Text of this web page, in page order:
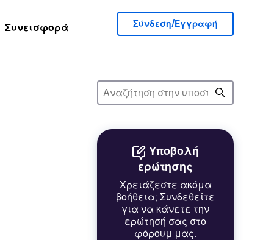
Συνεισφορά Σύνδεση/Εγγραφή
Υποβολή
ερώτησης
Χρειάζεστε ακόμα
βοήθεια; Συνδεθείτε
για να κάνετε την
ερώτησή σας στο
φόρουμ μας.